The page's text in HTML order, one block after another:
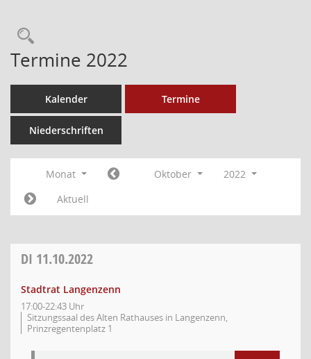
Termine 2022
Kalender Termine
Niederschriften
Monat Oktober
2022
Aktuell
DI 11.10.2022
Stadtrat Langenzenn
17:00-22:43 Uhr
Sitzungssaal des Alten Rathauses in Langenzenn,
Prinzregentenplatz 1